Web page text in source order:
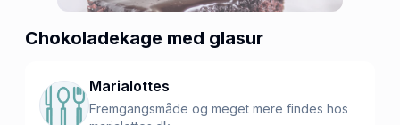
Chokoladekage med glasur
Marialottes
Fremgangsmåde og meget mere findes hos